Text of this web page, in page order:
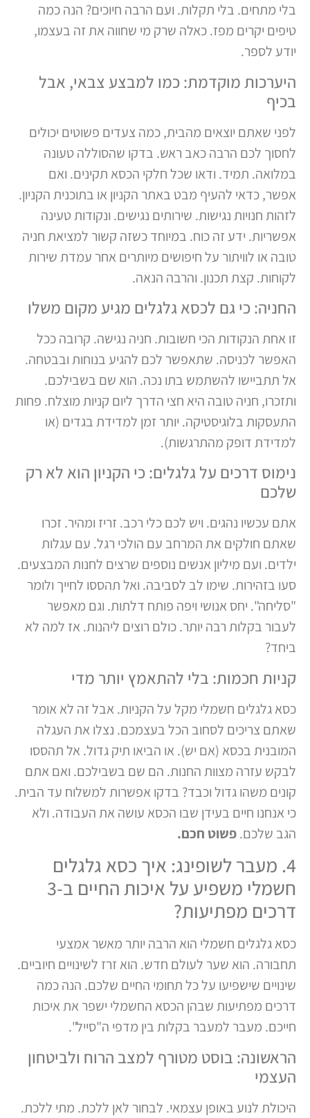
בלי מתחים. בלי תקלות. ועם הרבה חיוכים? הנה כמה
טיפים יקרים מפז. כאלה שרק מי שחווה את זה בעצמו,
יודע לספר.
היערכות מוקדמת: כמו למבצע צבאי, אבל
בכיף
לפני שאתם יוצאים מהבית, כמה צעדים פשוטים יכולים
לחסוך לכם הרבה כאב ראש. בדקו שהסוללה טעונה
במלואה. תמיד. ודאו שכל חלקי הכסא תקינים. ואם
אפשר, כדאי להעיף מבט באתר הקניון או בתוכנית הקניון.
לזהות חנויות נגישות. שירותים נגישים. ונקודות טעינה
אפשריות. ידע זה כוח. במיוחד כשזה קשור למציאת חניה
טובה או לוויתור על חיפושים מיותרים אחר עמדת שירות
לקוחות. קצת תכנון. והרבה הנאה.
החניה: כי גם לכסא גלגלים מגיע מקום משלו
זו אחת הנקודות הכי חשובות. חניה נגישה. קרובה ככל
האפשר לכניסה. שתאפשר לכם להגיע בנוחות ובבטחה.
אל תתביישו להשתמש בתו נכה. הוא שם בשבילכם.
ותזכרו, חניה טובה היא חצי הדרך ליום קניות מוצלח. פחות
התעסקות בלוגיסטיקה. יותר זמן למדידת בגדים (או
למדידת דופק מהתרגשות).
נימוס דרכים על גלגלים: כי הקניון הוא לא רק
שלכם
אתם עכשיו נהגים. ויש לכם כלי רכב. זריז ומהיר. זכרו
שאתם חולקים את המרחב עם הולכי רגל. עם עגלות
ילדים. ועם מיליון אנשים נוספים שרצים לחנות המבצעים.
סעו בזהירות. שימו לב לסביבה. ואל תהססו לחייך ולומר
"סליחה". יחס אנושי ויפה פותח דלתות. וגם מאפשר
לעבור בקלות רבה יותר. כולם רוצים ליהנות. אז למה לא
ביחד?
קניות חכמות: בלי להתאמץ יותר מדי
כסא גלגלים חשמלי מקל על הקניות. אבל זה לא אומר
שאתם צריכים לסחוב הכל בעצמכם. נצלו את העגלה
המובנית בכסא (אם יש). או הביאו תיק גדול. אל תהססו
לבקש עזרה מצוות החנות. הם שם בשבילכם. ואם אתם
קונים משהו גדול וכבד? בדקו אפשרות למשלוח עד הבית.
כי אנחנו חיים בעידן שבו הכסא עושה את העבודה. ולא
הגב שלכם.פשוט חכם.
4. מעבר לשופינג: איך כסא גלגלים
חשמלי משפיע על איכות החיים ב-3
דרכים מפתיעות?
כסא גלגלים חשמלי הוא הרבה יותר מאשר אמצעי
תחבורה. הוא שער לעולם חדש. הוא זרז לשינויים חיוביים.
שינויים שישפיעו על כל תחומי החיים שלכם. הנה כמה
דרכים מפתיעות שבהן הכסא החשמלי ישפר את איכות
חייכם. מעבר למעבר בקלות בין מדפי ה"סייל".
הראשונה: בוסט מטורף למצב הרוח ולביטחון
העצמי
היכולת לנוע באופן עצמאי. לבחור לאן ללכת. מתי ללכת.